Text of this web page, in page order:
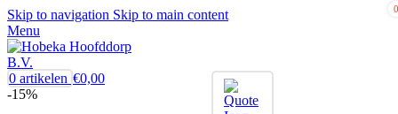
Skip to navigation Skip to main content
Menu
0
0 artikelen €0,00
-15%